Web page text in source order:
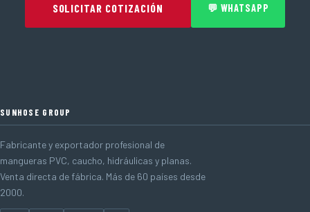
SOLICITAR COTIZACIÓN 💬 WHATSAPP
SUNHOSE GROUP
Fabricante y exportador profesional de
mangueras PVC, caucho, hidráulicas y planas.
Venta directa de fábrica. Más de 60 países desde
2000.